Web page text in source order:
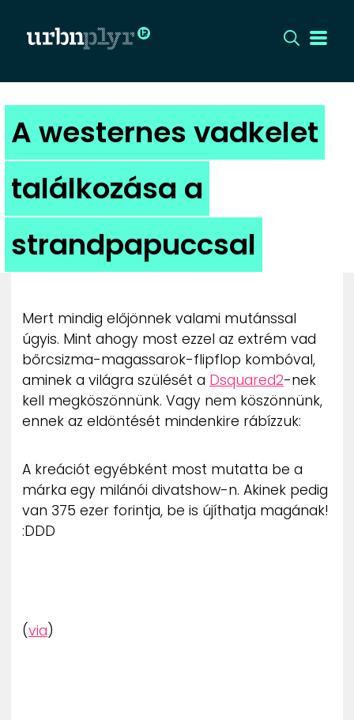
CÍMLAP
DIZÁJN
DIVAT
HIP
UTCA
ZENE
MÉDIAAJÁNLAT
IMPRESSZUM
A westernes vadkelet
találkozása a
strandpapuccsal
Mert mindig előjönnek valami mutánssal
úgyis. Mint ahogy most ezzel az extrém vad
bőrcsizma-magassarok-flipflop kombóval,
aminek a világra szülését a Dsquared2-nek
kell megköszönnünk. Vagy nem köszönnünk,
ennek az eldöntését mindenkire rábízzuk:
A kreációt egyébként most mutatta be a
márka egy milánói divatshow-n. Akinek pedig
van 375 ezer forintja, be is újíthatja magának!
:DDD
(via)